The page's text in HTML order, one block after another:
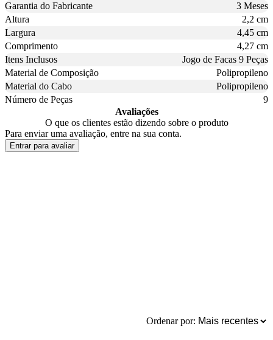
Garantia do Fabricante
3 Meses
Altura
2,2 cm
Largura
4,45 cm
Comprimento
4,27 cm
Itens Inclusos
Jogo de Facas 9 Peças
Material de Composição
Polipropileno
Material do Cabo
Polipropileno
Número de Peças
9
Avaliações
O que os clientes estão dizendo sobre o produto
Para enviar uma avaliação, entre na sua conta.
Entrar para avaliar
Ordenar por: